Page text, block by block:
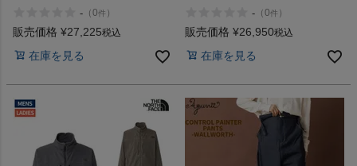
HYDRENA JACKET
- （0件 ）
販売価格 ¥27,225税込
在庫を見る
フード無し WILD THINGS
MONSTER VEST アウトレット
- （0件 ）
販売価格 ¥26,950税込
在庫を見る